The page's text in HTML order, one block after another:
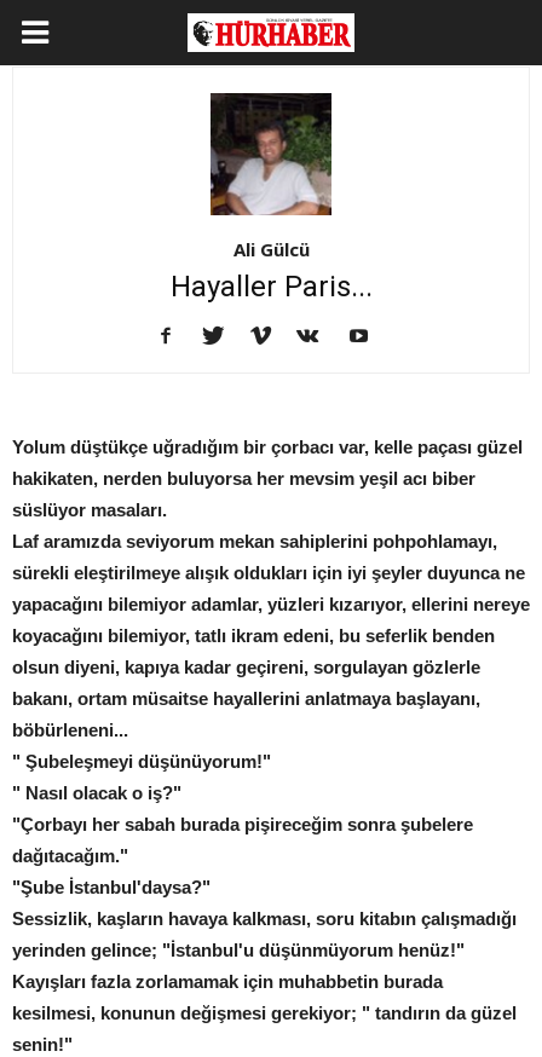
Ali Gülcü
Hayaller Paris...
Yolum düştükçe uğradığım bir çorbacı var, kelle paçası güzel
hakikaten, nerden buluyorsa her mevsim yeşil acı biber
süslüyor masaları.
Laf aramızda seviyorum mekan sahiplerini pohpohlamayı,
sürekli eleştirilmeye alışık oldukları için iyi şeyler duyunca ne
yapacağını bilemiyor adamlar, yüzleri kızarıyor, ellerini nereye
koyacağını bilemiyor, tatlı ikram edeni, bu seferlik benden
olsun diyeni, kapıya kadar geçireni, sorgulayan gözlerle
bakanı, ortam müsaitse hayallerini anlatmaya başlayanı,
böbürleneni...
" Şubeleşmeyi düşünüyorum!"
" Nasıl olacak o iş?"
"Çorbayı her sabah burada pişireceğim sonra şubelere
dağıtacağım."
"Şube İstanbul'daysa?"
Sessizlik, kaşların havaya kalkması, soru kitabın çalışmadığı
yerinden gelince; "İstanbul'u düşünmüyorum henüz!"
Kayışları fazla zorlamamak için muhabbetin burada
kesilmesi, konunun değişmesi gerekiyor; " tandırın da güzel
senin!"